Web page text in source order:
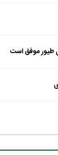
طیور موفق است